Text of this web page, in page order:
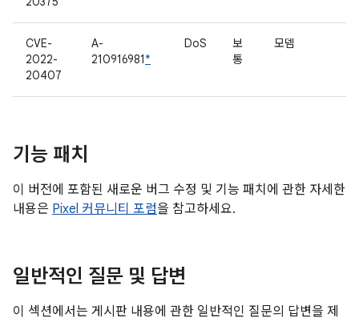
CVE-
2022-
20407
A-
210916981*
DoS
보
통
모뎀
기능 패치
이 버전에 포함된 새로운 버그 수정 및 기능 패치에 관한 자세한
내용은 Pixel 커뮤니티 포럼을 참고하세요.
일반적인 질문 및 답변
이 섹션에서는 게시판 내용에 관한 일반적인 질문의 답변을 제